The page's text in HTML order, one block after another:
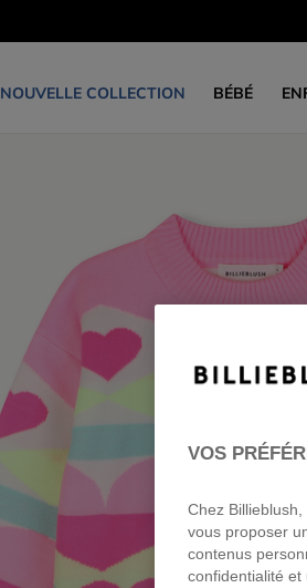
NOUVELLE COLLECTION BÉBÉ
VOS
Chez
vous proposer
contenus
confidentialité et